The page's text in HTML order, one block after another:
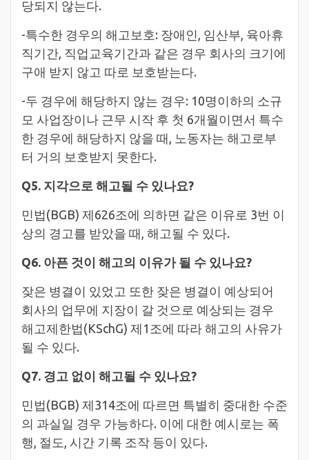
당되지 않는다.
-특수한 경우의 해고보호: 장애인, 임산부, 육아휴
직기간, 직업교육기간과 같은 경우 회사의 크기에
구애 받지 않고 따로 보호받는다.
-두 경우에 해당하지 않는 경우: 10명이하의 소규
모 사업장이나 근무 시작 후 첫 6개월이면서 특수
한 경우에 해당하지 않을 때, 노동자는 해고로부
터 거의 보호받지 못한다.
Q5. 지각으로 해고될 수 있나요?
민법(BGB) 제626조에 의하면 같은 이유로 3번 이
상의 경고를 받았을 때, 해고될 수 있다.
Q6. 아픈 것이 해고의 이유가 될 수 있나요?
잦은 병결이 있었고 또한 잦은 병결이 예상되어
회사의 업무에 지장이 갈 것으로 예상되는 경우
해고제한법(KSchG) 제1조에 따라 해고의 사유가
될 수 있다.
Q7. 경고 없이 해고될 수 있나요?
민법(BGB) 제314조에 따르면 특별히 중대한 수준
의 과실일 경우 가능하다. 이에 대한 예시로는 폭
행, 절도, 시간 기록 조작 등이 있다.